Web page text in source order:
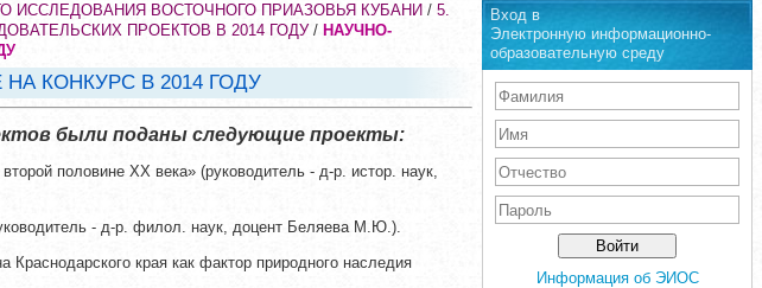
ИССЛЕДОВАНИЯ ВОСТОЧНОГО ПРИАЗОВЬЯ КУБАНИ / 5.
ПРОЕКТОВ В 2014 ГОДУ/ НАУЧНО-
КОНКУРС В 2014 ГОДУ
были поданы следующие проекты:
половине XX века» (руководитель - д-р. истор. наук,
- д-р. филол. наук, доцент Беляева М.Ю.).
Краснодарского края как фактор природного наследия
Вход в
Электронную информационно-
образовательную среду
Информация об ЭИОС